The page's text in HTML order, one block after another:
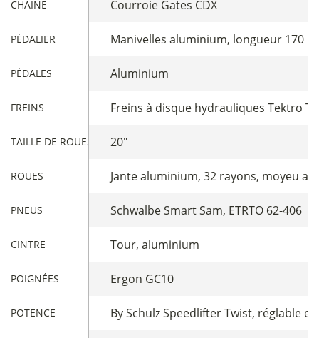
CHAINE Courroie Gates CDX
PÉDALIER Manivelles aluminium, longueur 170
PÉDALES Aluminium
FREINS Freins à disque hydrauliques Tektro
TAILLE DE ROUES 20"
ROUES Jante aluminium, 32 rayons, moyeu
PNEUS Schwalbe Smart Sam, ETRTO 62-406
CINTRE Tour, aluminium
POIGNÉES Ergon GC10
POTENCE By Schulz Speedlifter Twist, réglable